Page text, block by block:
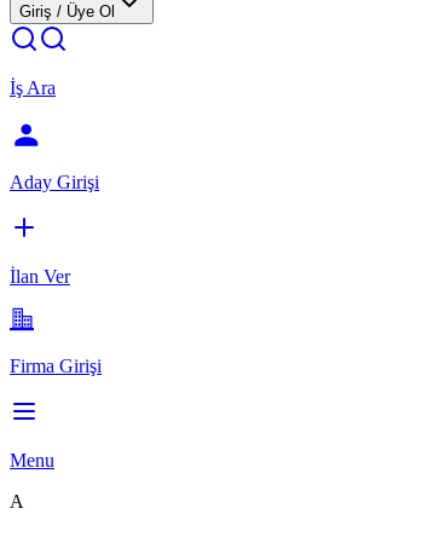
Giriş / Üye Ol
İş Ara
Aday Girişi
İlan Ver
Firma Girişi
Menu
A